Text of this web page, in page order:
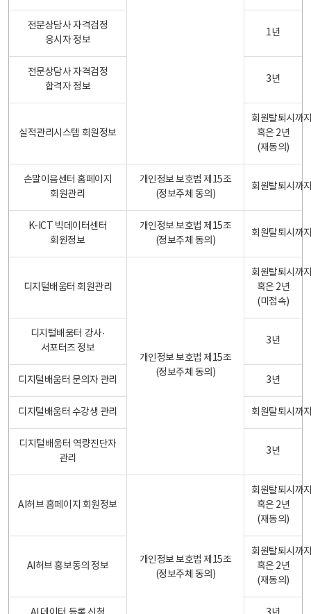
전문상담사 자격검정
응시자 정보
1년
전문상담사 자격검정
합격자 정보
3년
실적관리시스템 회원정보
회원탈퇴시까
혹은 2년
(재동의)
손말이음센터 홈페이지
회원관리
개인정보 보호법 제15조
(정보주체 동의)
회원탈퇴시까
K-ICT 빅데이터센터
회원정보
개인정보 보호법 제15조
(정보주체 동의)
회원탈퇴시까
디지털배움터 회원관리
개인정보 보호법 제15조
(정보주체 동의)
회원탈퇴시까
혹은 2년
(미접속)
디지털배움터 강사·
서포터즈 정보
3년
디지털배움터 문의자 관리 3년
디지털배움터 수강생 관리 회원탈퇴시까
디지털배움터 역량진단자
관리
3년
AI허브 홈페이지 회원정보
개인정보 보호법 제15조
(정보주체 동의)
회원탈퇴시까
혹은 2년
(재동의)
AI허브 홍보동의 정보
회원탈퇴시까
혹은 2년
(재동의)